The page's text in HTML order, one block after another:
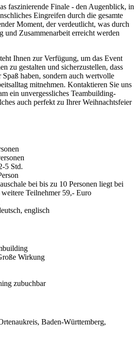
faszinierende Finale - den Augenblick, in
Eingreifen durch die gesamte
Moment, der verdeutlicht, was durch
und Zusammenarbeit erreicht werden
Ihnen zur Verfügung, um das Event
zu gestalten und sicherzustellen, dass
haben, sondern auch wertvolle
mitnehmen. Kontaktieren Sie uns
ein unvergessliches Teambuilding-
auch perfekt zu Ihrer Weihnachtsfeier
5 Std.
bei bis zu 10 Personen liegt bei
Teilnehmer 59,- Euro
englisch
Wirkung
zubuchbar
Baden-Württemberg,